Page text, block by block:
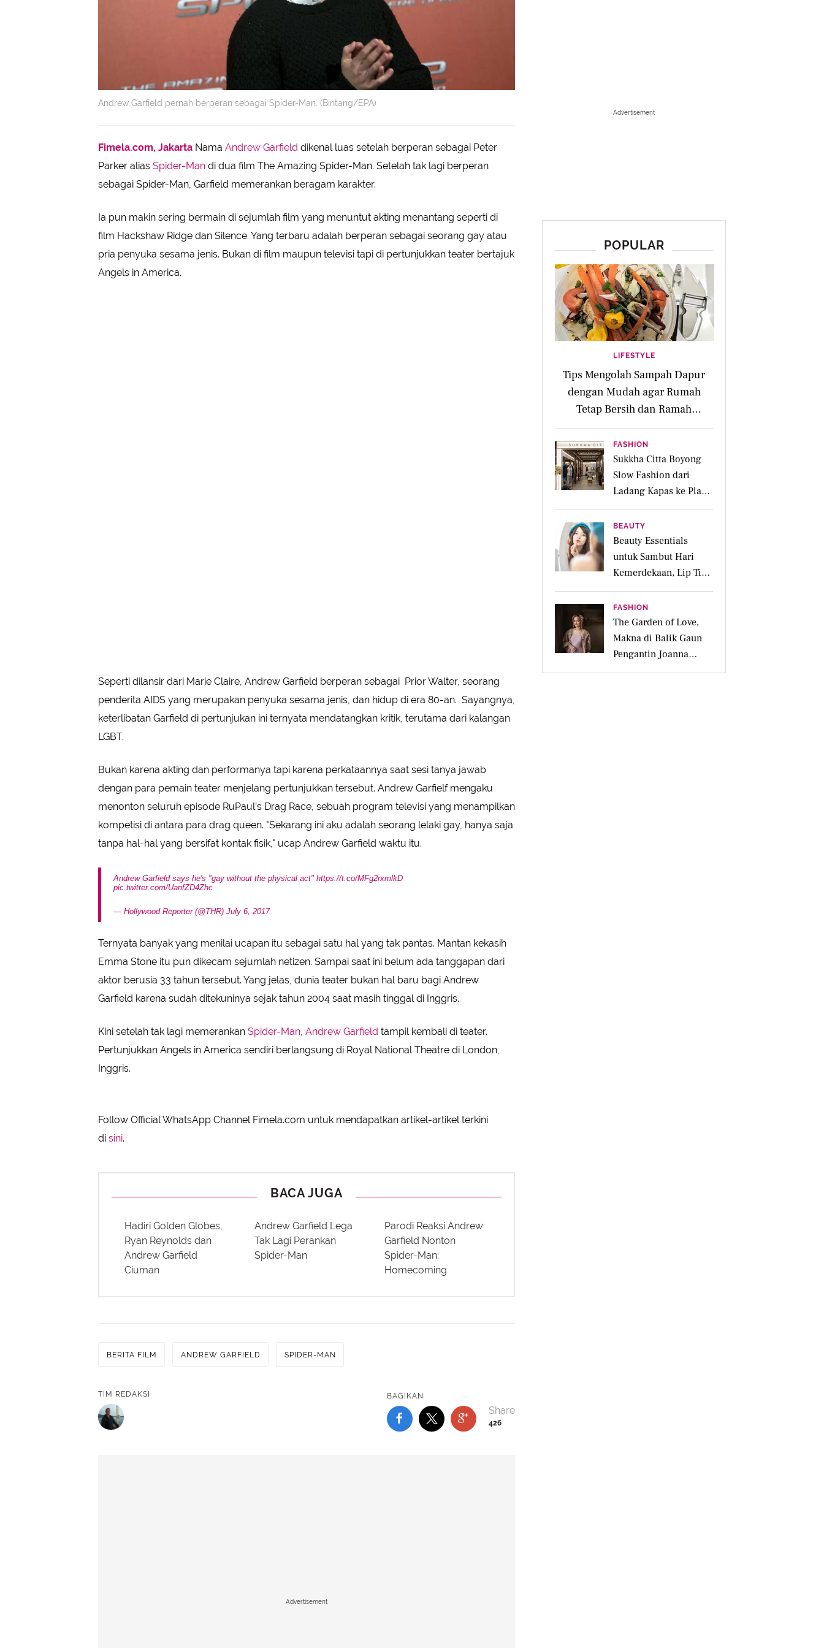
Andrew Garfield pernah berperan sebagai Spider-Man. (Bintang/EPA)
Fimela.com, Jakarta Nama Andrew Garfield dikenal luas setelah berperan sebagai Peter
Parker alias Spider-Man di dua film The Amazing Spider-Man. Setelah tak lagi berperan
sebagai Spider-Man, Garfield memerankan beragam karakter.
Ia pun makin sering bermain di sejumlah film yang menuntut akting menantang seperti di
film Hackshaw Ridge dan Silence. Yang terbaru adalah berperan sebagai seorang gay atau
pria penyuka sesama jenis. Bukan di film maupun televisi tapi di pertunjukkan teater bertajuk
Angels in America.
Seperti dilansir dari Marie Claire, Andrew Garfield berperan sebagai Prior Walter, seorang
penderita AIDS yang merupakan penyuka sesama jenis, dan hidup di era 80-an. Sayangnya,
keterlibatan Garfield di pertunjukan ini ternyata mendatangkan kritik, terutama dari kalangan
LGBT.
Bukan karena akting dan performanya tapi karena perkataannya saat sesi tanya jawab
dengan para pemain teater menjelang pertunjukkan tersebut. Andrew Garfielf mengaku
menonton seluruh episode RuPaul’s Drag Race, sebuah program televisi yang menampilkan
kompetisi di antara para drag queen. "Sekarang ini aku adalah seorang lelaki gay, hanya saja
tanpa hal-hal yang bersifat kontak fisik," ucap Andrew Garfield waktu itu.
Andrew Garfield says he's "gay without the physical act" https://t.co/MFg2rxmlkD
pic.twitter.com/UanfZD4Zhc
— Hollywood Reporter (@THR) July 6, 2017
Ternyata banyak yang menilai ucapan itu sebagai satu hal yang tak pantas. Mantan kekasih
Emma Stone itu pun dikecam sejumlah netizen. Sampai saat ini belum ada tanggapan dari
aktor berusia 33 tahun tersebut. Yang jelas, dunia teater bukan hal baru bagi Andrew
Garfield karena sudah ditekuninya sejak tahun 2004 saat masih tinggal di Inggris.
Kini setelah tak lagi memerankan Spider-Man Andrew Garfield tampil kembali di teater.
Pertunjukkan Angels in America sendiri berlangsung di Royal National Theatre di London,
Inggris.
Follow Official WhatsApp Channel Fimela.com untuk mendapatkan artikel-artikel terkini
di sini.
BACA JUGA
Hadiri Golden Globes,
Ryan Reynolds dan
Andrew Garfield
Ciuman
Andrew Garfield Lega
Tak Lagi Perankan
Spider-Man
Parodi Reaksi Andrew
Garfield Nonton
Spider-Man:
Homecoming
BERITA FILM ANDREW GARFIELD SPIDER-MAN
TIM REDAKSI BAGIKAN
426
Advertisement
Advertisement
POPULAR
LIFESTYLE
Tips Mengolah Sampah Dapur
dengan Mudah agar Rumah
Tetap Bersih dan Ramah
Lingkungan
FASHION
Sukkha Citta Boyong
Slow Fashion dari
Ladang Kapas ke Plaza
Indonesia
BEAUTY
Beauty Essentials
untuk Sambut Hari
Kemerdekaan, Lip Tint
dan Parfum Bikin
Makin Fresh
FASHION
The Garden of Love,
Makna di Balik Gaun
Pengantin Joanna
Alexandra Rancangan